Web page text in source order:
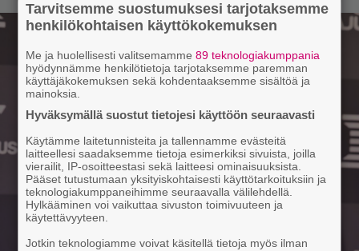
Tarvitsemme suostumuksesi tarjotaksemme
henkilökohtaisen käyttökokemuksen
Me ja huolellisesti valitsemamme89 teknologiakumppania
hyödynnämme henkilötietoja tarjotaksemme paremman
käyttäjäkokemuksen sekä kohdentaaksemme sisältöä ja
mainoksia.
Hyväksymällä suostut tietojesi käyttöön seuraavasti
Käytämme laitetunnisteita ja tallennamme evästeitä
laitteellesi saadaksemme tietoja esimerkiksi sivuista, joilla
vierailit, IP-osoitteestasi sekä laitteesi ominaisuuksista.
Pääset tutustumaan yksityiskohtaisesti käyttötarkoituksiin ja
teknologiakumppaneihimme seuraavalla välilehdellä.
Hylkääminen voi vaikuttaa sivuston toimivuuteen ja
käytettävyyteen.
Jotkin teknologiamme voivat käsitellä tietoja myös ilman